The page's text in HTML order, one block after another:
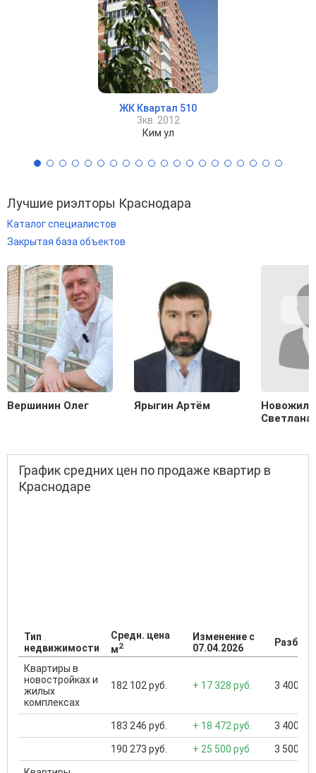
ЖК Квартал 510
3кв. 2012
Ким ул
Лучшие риэлторы Краснодара
Каталог специалистов
Закрытая база объектов
Вершинин Олег Ярыгин Артём
Светлана
График средних цен по продаже квартир в
Краснодаре
Тип
недвижимости
Средн. цена
м2
Изменение с
07.04.2026
Квартиры в
новостройках и
жилых
комплексах
182 102 руб. + 17 328 руб. 3 400
183 246 руб. + 18 472 руб. 3 400
190 273 руб. + 25 500 руб. 3 500